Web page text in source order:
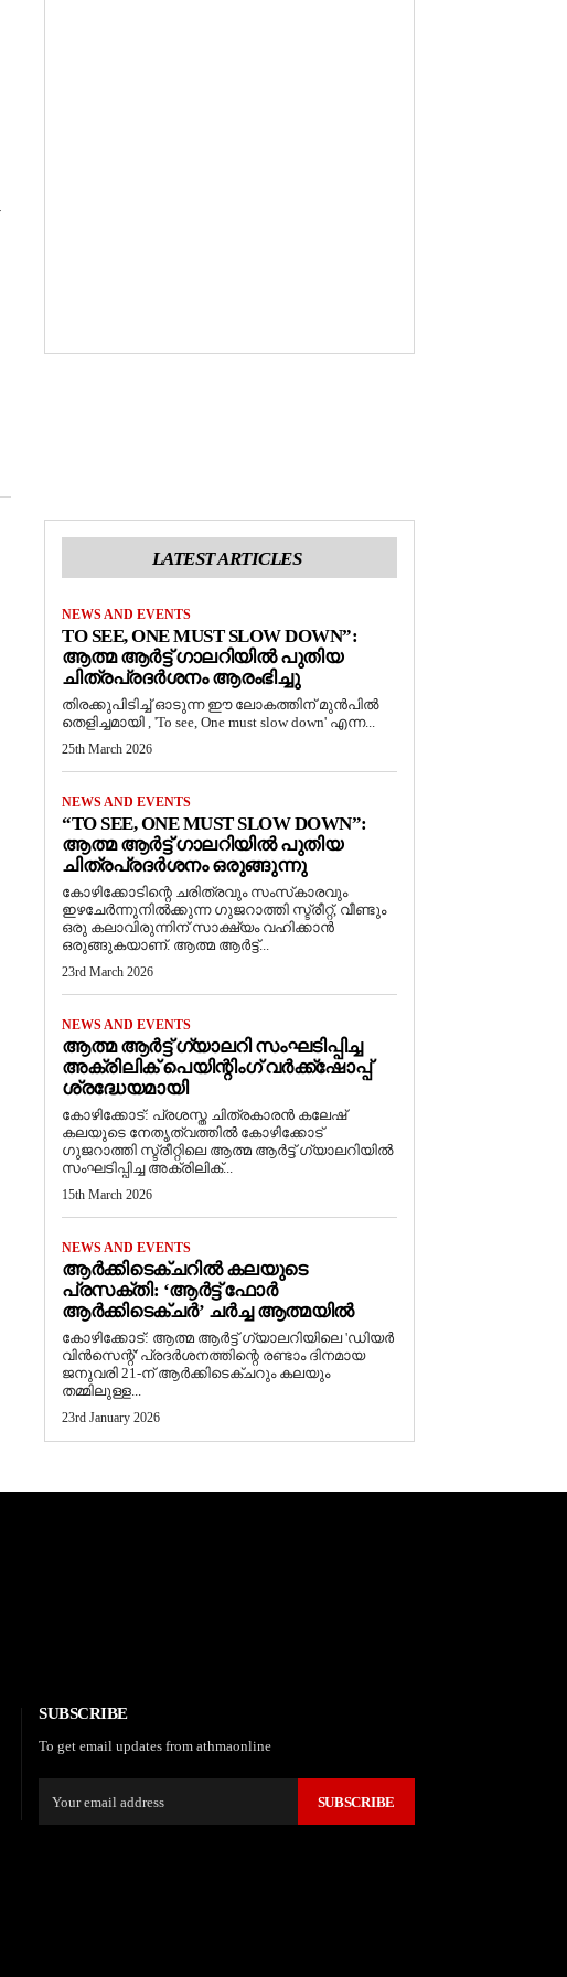
LATEST ARTICLES
NEWS AND EVENTS
TO SEE, ONE MUST SLOW DOWN”:
ആത്മ ആർട്ട് ഗാലറിയിൽ പുതിയ
ചിത്രപ്രദർശനം ആരംഭിച്ചു
തിരക്കുപിടിച്ച് ഓടുന്ന ഈ ലോകത്തിന് മുൻപിൽ
തെളിച്ചമായി , 'To see, One must slow down' എന്ന...
25th March 2026
NEWS AND EVENTS
“TO SEE, ONE MUST SLOW DOWN”:
ആത്മ ആർട്ട് ഗാലറിയിൽ പുതിയ
ചിത്രപ്രദർശനം ഒരുങ്ങുന്നു
കോഴിക്കോടിന്റെ ചരിത്രവും സംസ്‌കാരവും
ഇഴചേർന്നുനിൽക്കുന്ന ഗുജറാത്തി സ്ട്രീറ്റ്, വീണ്ടും
ഒരു കലാവിരുന്നിന് സാക്ഷ്യം വഹിക്കാൻ
ഒരുങ്ങുകയാണ്. ആത്മ ആർട്ട്...
23rd March 2026
NEWS AND EVENTS
ആത്മ ആർട്ട് ഗ്യാലറി സംഘടിപ്പിച്ച
അക്രിലിക് പെയിന്റിംഗ് വർക്ക്‌ഷോപ്പ്
ശ്രദ്ധേയമായി
കോഴിക്കോട്: പ്രശസ്ത ചിത്രകാരൻ കലേഷ്
കലയുടെ നേതൃത്വത്തിൽ കോഴിക്കോട്
ഗുജറാത്തി സ്ട്രീറ്റിലെ ആത്മ ആർട്ട് ഗ്യാലറിയിൽ
സംഘടിപ്പിച്ച അക്രിലിക്...
15th March 2026
NEWS AND EVENTS
ആർക്കിടെക്ചറിൽ കലയുടെ
പ്രസക്തി: ‘ആർട്ട് ഫോർ
ആർക്കിടെക്ചർ’ ചർച്ച ആത്മയിൽ
​കോഴിക്കോട്: ആത്മ ആർട്ട് ഗ്യാലറിയിലെ 'ഡിയർ
വിൻസെന്റ്' പ്രദർശനത്തിന്റെ രണ്ടാം ദിനമായ
ജനുവരി 21-ന് ആർക്കിടെക്ചറും കലയും
തമ്മിലുള്ള...
23rd January 2026
SUBSCRIBE
To get email updates from athmaonline
SUBSCRIBE